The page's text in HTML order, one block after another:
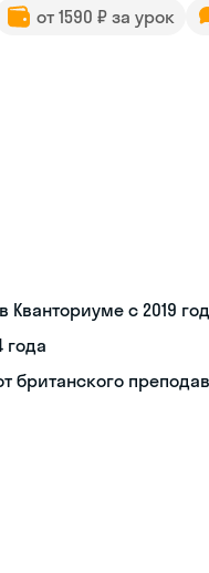
от 1590 ₽ за урок
Кванториуме с 2019
года
британского